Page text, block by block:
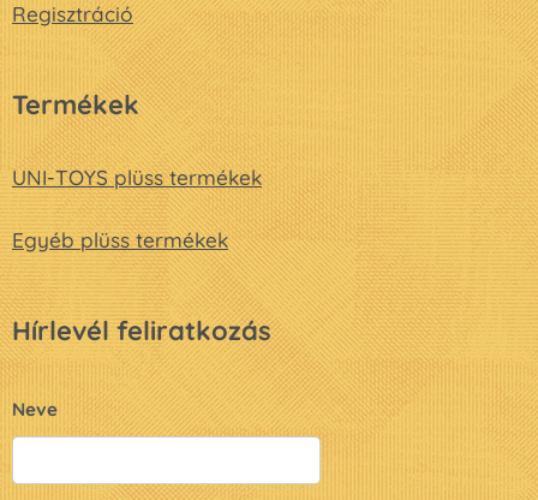
Regisztráció
Termékek
UNI-TOYS plüss termékek
Egyéb plüss termékek
Hírlevél feliratkozás
Neve